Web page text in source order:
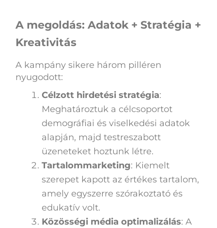
A megoldás: Adatok + Stratégia +
Kreativitás
A kampány sikere három pilléren
nyugodott:
Célzott hirdetési stratégia:
Meghatároztuk a célcsoportot
demográfiai és viselkedési adatok
alapján, majd testreszabott
üzeneteket hoztunk létre.
Tartalommarketing: Kiemelt
szerepet kapott az értékes tartalom,
amely egyszerre szórakoztató és
edukatív volt.
Közösségi média optimalizálás: A